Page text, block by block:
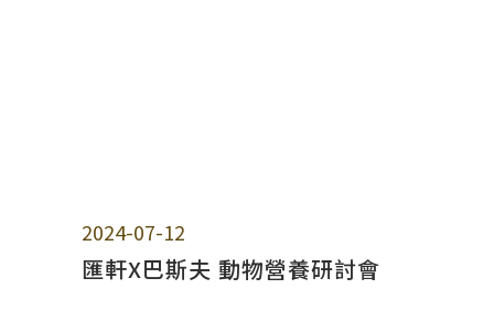
2024-07-12
匯軒X巴斯夫 動物營養研討會